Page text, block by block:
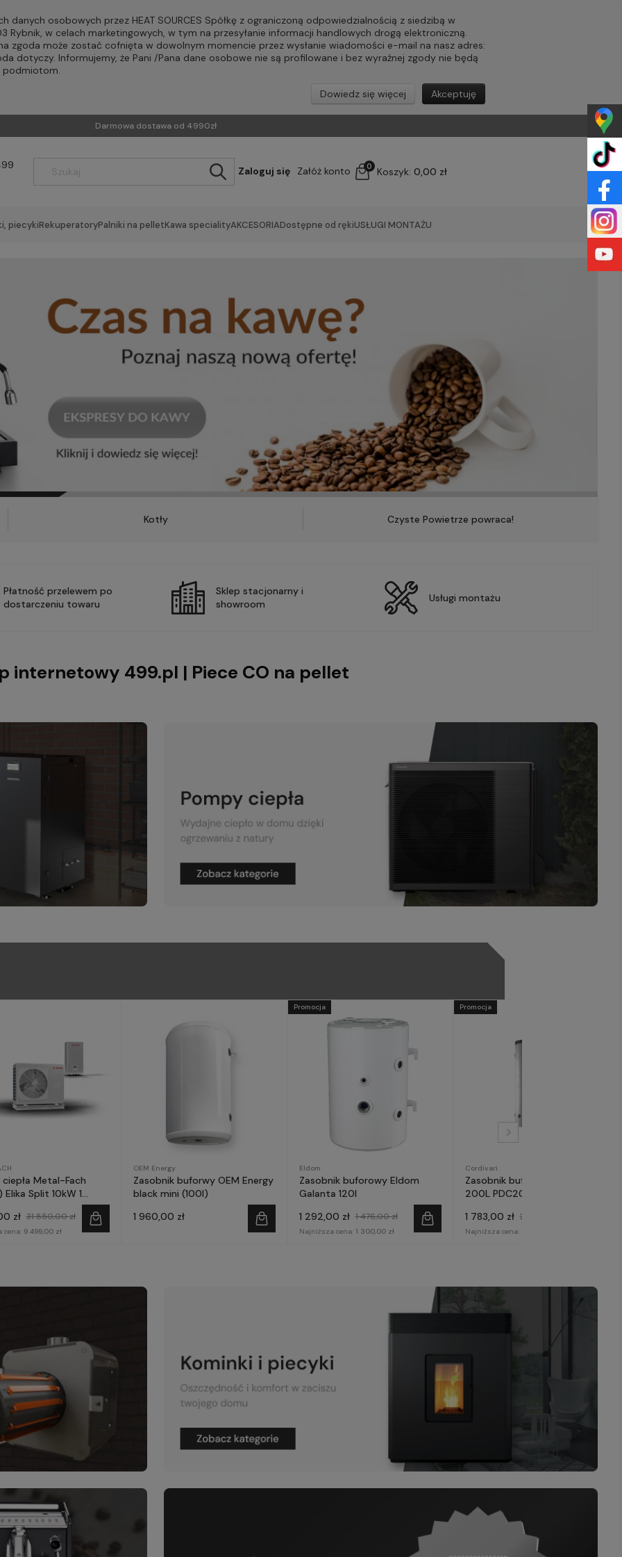
danych osobowych przez HEAT SOURCES Spółkę z ograniczoną odpowiedzialnością z siedzibą w
Rybnik, w celach marketingowych, w tym na przesyłanie informacji handlowych drogą elektroniczną.
zgoda może zostać cofnięta w dowolnym momencie przez wysłanie wiadomości e-mail na nasz adres:
dotyczy. Informujemy, że Pani /Pana dane osobowe nie są profilowane i bez wyraźnej zgody nie będą
podmiotom.
Akceptuję
Dowiedz się więcej
Darmowa dostawa od 4990zł
Zaloguj się Załóż konto Koszyk: 0,00 zł
0
piecykiRekuperatoryPalniki na pelletKawa specialityAKCESORIADostępne od rękiUSŁUGI MONTAŻU
Kotły Czyste Powietrze powraca!
Płatność przelewem po
dostarczeniu towaru
Sklep stacjonarny i
showroom
Usługi montażu
internetowy 499.pl | Piece CO na pellet
Metal-Fach
Elika Split 10kW 1
zł 31 850,00 zł
cena: 9 499,00 zł
OEM Energy
Zasobnik buforwy OEM Energy
black mini (100l)
1 960,00 zł
Eldom
Zasobnik buforowy Eldom
Galanta 120l
1 292,00 zł 1 476,00 zł
Najniższa cena: 1 300,00 zł
Promocja
Cordivari
Zasobnik buforowy Cordivari
200L PDC200
1 783,00 zł 2 099,00 zł
Najniższa cena:
Promocja